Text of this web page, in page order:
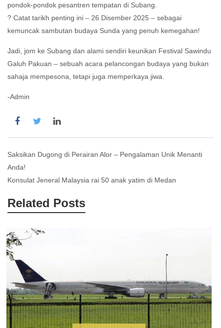
pondok-pondok pesantren tempatan di Subang.
? Catat tarikh penting ini – 26 Disember 2025 – sebagai
kemuncak sambutan budaya Sunda yang penuh kemegahan!
Jadi, jom ke Subang dan alami sendiri keunikan Festival Sawindu
Galuh Pakuan – sebuah acara pelancongan budaya yang bukan
sahaja mempesona, tetapi juga memperkaya jiwa.
-Admin
Post
navigation
Saksikan Dugong di Perairan Alor – Pengalaman Unik Menanti
Anda!
Konsulat Jeneral Malaysia rai 50 anak yatim di Medan
Related Posts